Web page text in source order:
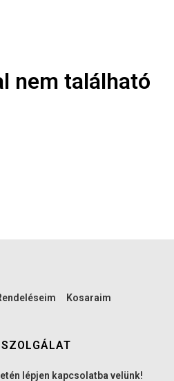
nem található
Kosaraim
lépjen kapcsolatba velünk!